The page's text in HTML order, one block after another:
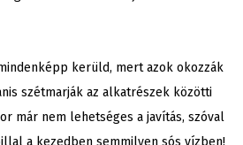
kerüld, mert azok okozzák
szétmarják az alkatrészek közötti
már nem lehetséges a javítás, szóval